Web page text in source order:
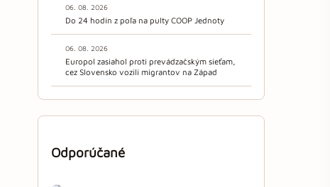
06. 08. 2026
Do 24 hodín z poľa na pulty COOP Jednoty
06. 08. 2026
Europol zasiahol proti prevádzačským sieťam,
cez Slovensko vozili migrantov na Západ
Odporúčané